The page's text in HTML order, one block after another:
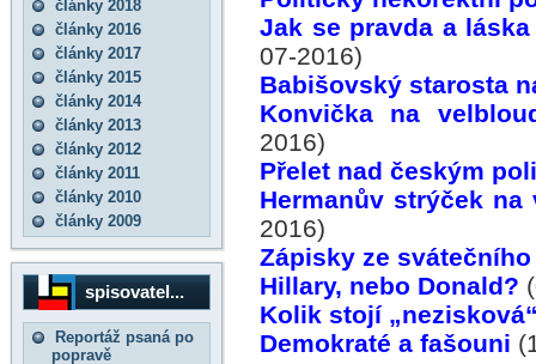
články 2018
články 2016
články 2017
články 2015
články 2014
články 2013
články 2012
články 2011
články 2010
články 2009
spisovatel...
Reportáž psaná po
popravě
Jak se pravda a
07-2016)
Babišovský starosta
Konvička na
2016)
Přelet nad českým
Hermanův strýček
2016)
Zápisky ze svátečního
Hillary, nebo Donald?
Kolik stojí
Demokraté a fašouni